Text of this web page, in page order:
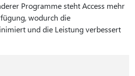
Programme steht Access mehr
wodurch die
und die Leistung verbessert